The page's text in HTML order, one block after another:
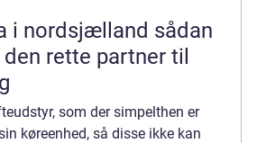
sådan
rette partner til
som der simpelthen er
køreenhed, så disse ikke kan